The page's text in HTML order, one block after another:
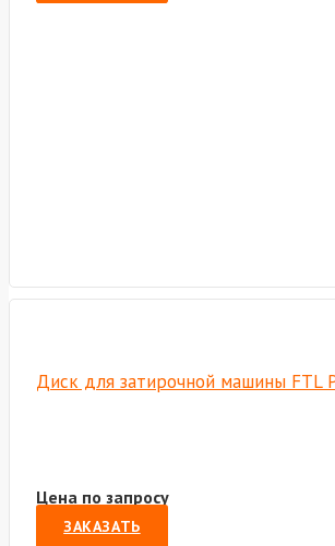
Диск для затирочной машины FTL
Цена по запросу
ЗАКАЗАТЬ